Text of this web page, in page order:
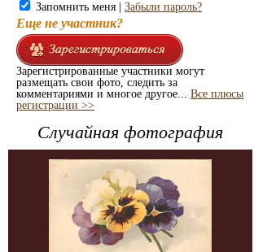
Запомнить меня | Забыли пароль?
Еще не участник?
Зарегистрированные участники могут
размещать свои фото, следить за
комментариями и многое другое... Все плюсы
регистрации >>
Случайная фотография